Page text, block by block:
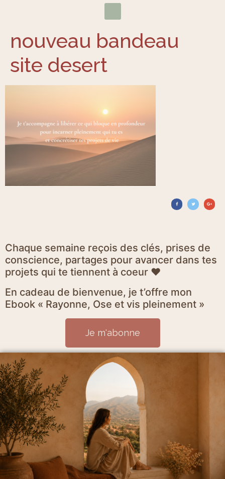
nouveau bandeau
site desert
Chaque semaine reçois des clés, prises de
conscience, partages pour avancer dans tes
projets qui te tiennent à coeur ♥
En cadeau de bienvenue, je t’offre mon
Ebook « Rayonne, Ose et vis pleinement »
Je m'abonne
Mentions Légales et politique de confidentialité